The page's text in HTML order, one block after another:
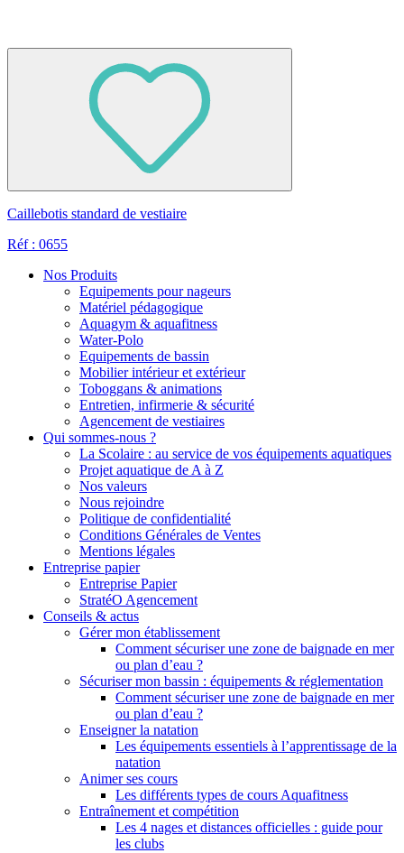
Caillebotis standard de vestiaire
Réf : 0655
Nos Produits
Equipements pour nageurs
Matériel pédagogique
Aquagym & aquafitness
Water-Polo
Equipements de bassin
Mobilier intérieur et extérieur
Toboggans & animations
Entretien, infirmerie & sécurité
Agencement de vestiaires
Qui sommes-nous ?
La Scolaire : au service de vos équipements aquatiques
Projet aquatique de A à Z
Nos valeurs
Nous rejoindre
Politique de confidentialité
Conditions Générales de Ventes
Mentions légales
Entreprise papier
Entreprise Papier
StratéO Agencement
Conseils & actus
Gérer mon établissement
Comment sécuriser une zone de baignade en mer
ou plan d’eau ?
Sécuriser mon bassin : équipements & réglementation
Comment sécuriser une zone de baignade en mer
ou plan d’eau ?
Enseigner la natation
Les équipements essentiels à l’apprentissage de la
natation
Animer ses cours
Les différents types de cours Aquafitness
Entraînement et compétition
Les 4 nages et distances officielles : guide pour
les clubs